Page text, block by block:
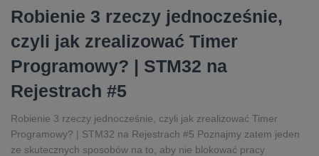
Robienie 3 rzeczy jednocześnie,
czyli jak zrealizować Timer
Programowy? | STM32 na
Rejestrach #5
Robienie 3 rzeczy jednocześnie, czyli jak zrealizować Timer
Programowy? | STM32 na Rejestrach #5 Poznajmy zatem jeden
ze skutecznych sposobów na to, aby nie blokować pracy